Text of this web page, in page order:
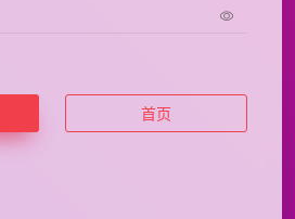
首页